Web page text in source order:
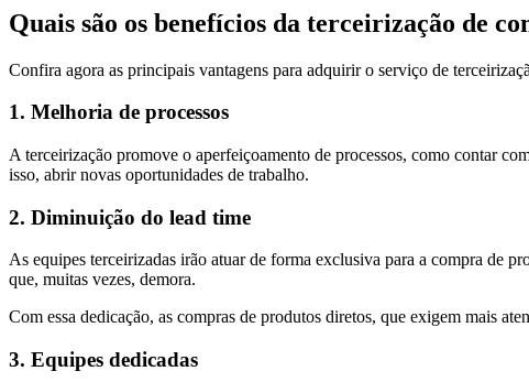
Quais são os benefícios da terceirização de
Confira agora as principais vantagens para adquirir o serviço de
1. Melhoria de processos
A terceirização promove o aperfeiçoamento de processos, como contar
isso, abrir novas oportunidades de trabalho.
2. Diminuição do lead time
As equipes terceirizadas irão atuar de forma exclusiva para a compra de
que, muitas vezes, demora.
Com essa dedicação, as compras de produtos diretos, que exigem mais
3. Equipes dedicadas